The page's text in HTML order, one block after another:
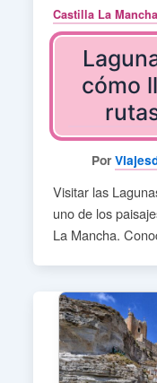
Castilla La Mancha
cómo
Por
Visitar las
uno de los
La Mancha.